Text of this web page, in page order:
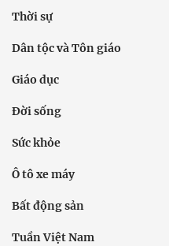
Thời sự
Dân tộc và Tôn giáo
Giáo dục
Đời sống
Sức khỏe
Ô tô xe máy
Bất động sản
Tuần Việt Nam